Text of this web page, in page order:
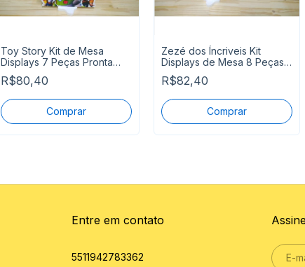
Toy Story Kit de Mesa
Displays 7 Peças Pronta
Entrega
R$80,40
Zezé dos Íncriveis Kit
Displays de Mesa 8 Peças
Pronta Entre
R$82,40
Entre em contato
5511942783362